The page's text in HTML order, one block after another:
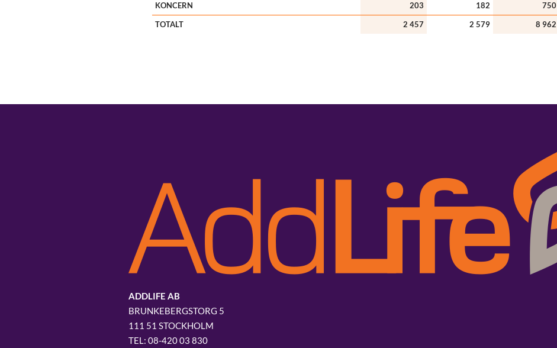
KONCERN
203 182 750
TOTALT
2 457 2 579 8 962
ADDLIFE AB
BRUNKEBERGSTORG 5
111 51 STOCKHOLM
08-420 03 830